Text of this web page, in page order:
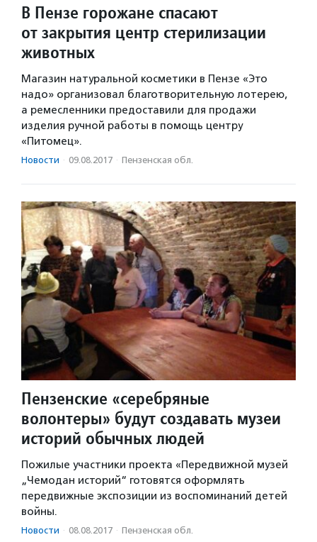
В Пензе горожане спасают
от закрытия центр стерилизации
животных
Магазин натуральной косметики в Пензе «Это
надо» организовал благотворительную лотерею,
а ремесленники предоставили для продажи
изделия ручной работы в помощь центру
«Питомец».
Новости · 09.08.2017 · Пензенская обл.
Пензенские «серебряные
волонтеры» будут создавать музеи
историй обычных людей
Пожилые участники проекта «Передвижной музей
„Чемодан историй“ готовятся оформлять
передвижные экспозиции из воспоминаний детей
войны.
Новости · 08.08.2017 · Пензенская обл.